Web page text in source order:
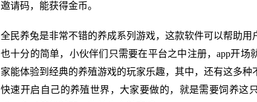
邀请码，能获得金币。
全民养兔是非常不错的养成系列游戏，这款软件可以帮助用
也十分的简单，小伙伴们只需要在平台之中注册，app开场
家能体验到经典的养殖游戏的玩家乐趣，其中，还有这多种
快速开启自己的养殖世界，大家要做的，就是需要饲养这